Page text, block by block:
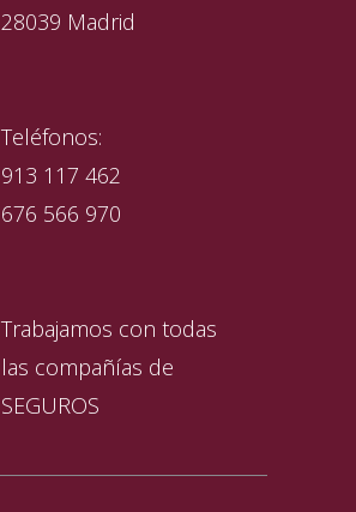
28039 Madrid
Teléfonos:
913 117 462
676 566 970
Trabajamos con todas
las compañías de
SEGUROS